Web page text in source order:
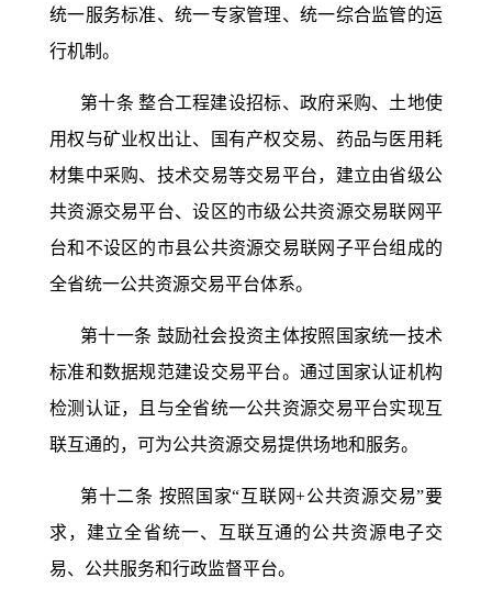
统一服务标准、统一专家管理、统一综合监管的运
行机制。
第十条 整合工程建设招标、政府采购、土地使
用权与矿业权出让、国有产权交易、药品与医用耗
材集中采购、技术交易等交易平台，建立由省级公
共资源交易平台、设区的市级公共资源交易联网平
台和不设区的市县公共资源交易联网子平台组成的
全省统一公共资源交易平台体系。
第十一条 鼓励社会投资主体按照国家统一技术
标准和数据规范建设交易平台。通过国家认证机构
检测认证，且与全省统一公共资源交易平台实现互
联互通的，可为公共资源交易提供场地和服务。
第十二条 按照国家“互联网+公共资源交易”要
求，建立全省统一、互联互通的公共资源电子交
易、公共服务和行政监督平台。